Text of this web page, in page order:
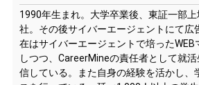
1990年生まれ。大学卒業後、東証一部上
社。その後サイバーエージェントにて広
在はサイバーエージェントで培った
しつつ、CareerMineの責任者として就
信している。また自身の経験を活かし、